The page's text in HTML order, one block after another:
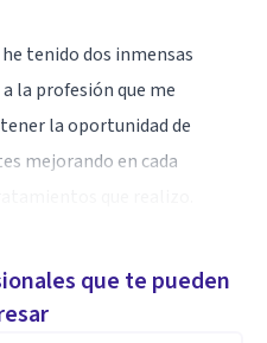
tenido dos inmensas
la profesión que me
la oportunidad de
mejorando en cada
que te pueden